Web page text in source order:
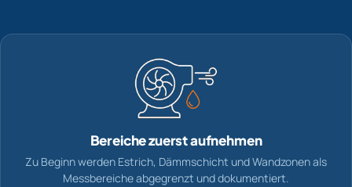
Bereiche zuerst aufnehmen
Zu Beginn werden Estrich, Dämmschicht und Wandzonen als
Messbereiche abgegrenzt und dokumentiert.